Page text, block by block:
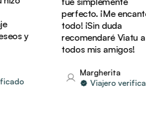
y
perfecto. ¡Me encantó
todo! ¡Sin duda
recomendaré Viatu a
todos mis amigos!
Margherita
Viajero verificado